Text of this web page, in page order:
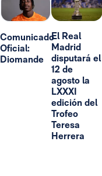
Comunicado
Oficial:
Diomande
El Real
Madrid
disputará el
12 de
agosto la
LXXXI
edición del
Trofeo
Teresa
Herrera